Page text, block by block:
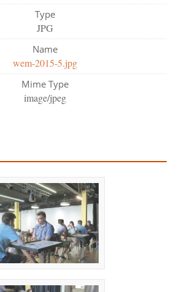
Type
JPG
Name
wem-2015-5.jpg
Mime Type
image/jpeg